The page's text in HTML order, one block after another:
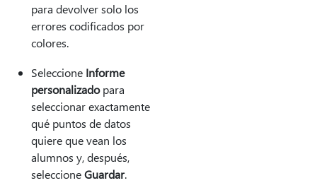
para devolver solo los
errores codificados por
colores.
Seleccione Informe
personalizadopara
seleccionar exactamente
qué puntos de datos
quiere que vean los
alumnos y, después,
seleccioneGuardar.